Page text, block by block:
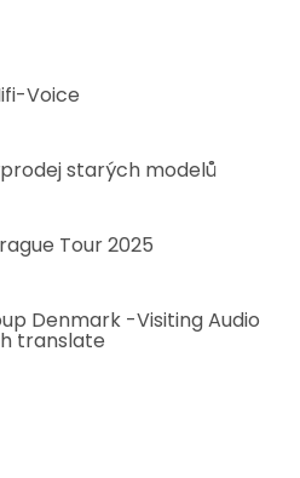
Voice
starých modelů
Tour 2025
Denmark -Visiting Audio
translate